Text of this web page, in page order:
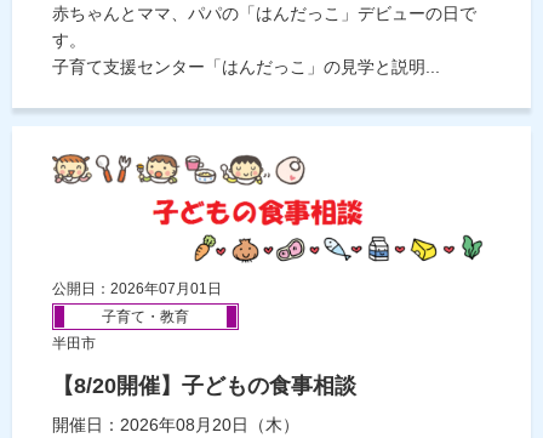
赤ちゃんとママ、パパの「はんだっこ」デビューの日で
す。
子育て支援センター「はんだっこ」の見学と説明...
公開日：2026年07月01日
子育て・教育
半田市
【8/20開催】子どもの食事相談
開催日：2026年08月20日（木）